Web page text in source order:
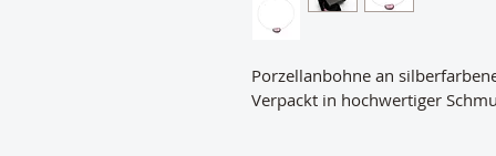
Porzellanbohne an
Verpackt in hochwertiger